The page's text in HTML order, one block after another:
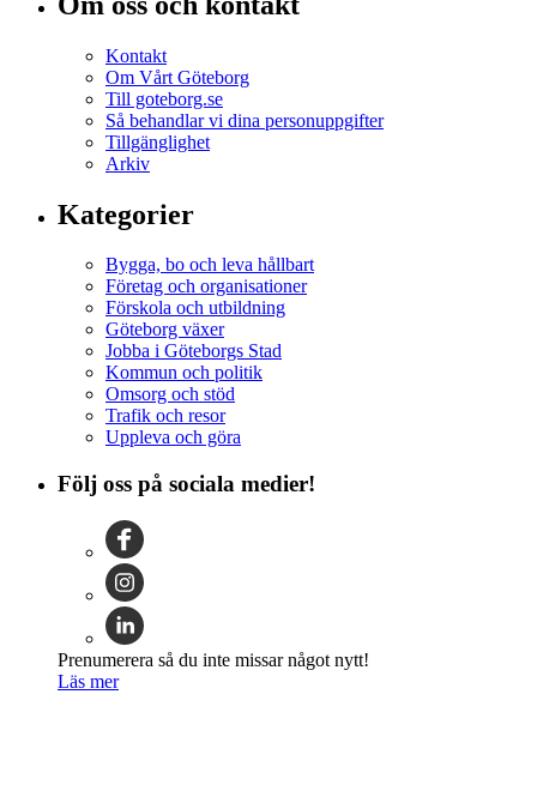
Kontakt
Om Vårt Göteborg
Till goteborg.se
Så behandlar vi dina personuppgifter
Tillgänglighet
Arkiv
Kategorier
Bygga, bo och leva hållbart
Företag och organisationer
Förskola och utbildning
Göteborg växer
Jobba i Göteborgs Stad
Kommun och politik
Omsorg och stöd
Trafik och resor
Uppleva och göra
Följ oss på sociala medier!
Prenumerera så du inte missar något nytt!
Läs mer